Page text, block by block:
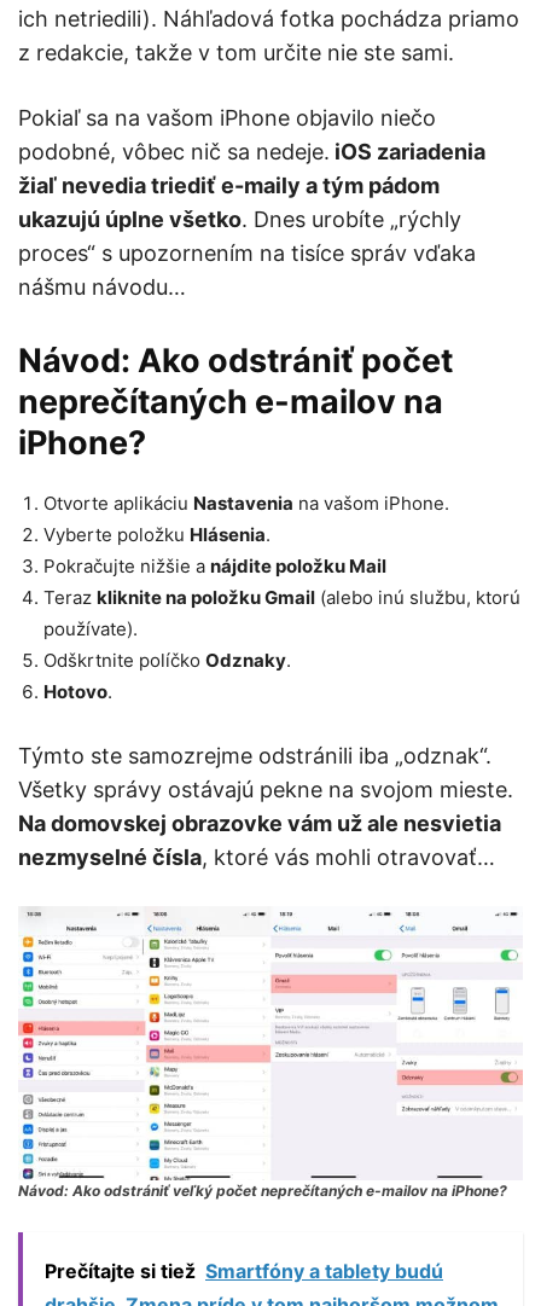
ich netriedili). Náhľadová fotka pochádza priamo
z redakcie, takže v tom určite nie ste sami.
Pokiaľ sa na vašom iPhone objavilo niečo
podobné, vôbec nič sa nedeje. iOS zariadenia
žiaľ nevedia triediť e-maily a tým pádom
ukazujú úplne všetko. Dnes urobíte „rýchly
proces“ s upozornením na tisíce správ vďaka
nášmu návodu…
Návod: Ako odstrániť počet
neprečítaných e-mailov na
iPhone?
Otvorte aplikáciu Nastavenia na vašom iPhone.
Vyberte položku Hlásenia.
Pokračujte nižšie a nájdite položku Mail
Teraz kliknite na položku Gmail (alebo inú službu, ktorú
používate).
Odškrtnite políčko Odznaky.
Hotovo.
Týmto ste samozrejme odstránili iba „odznak“.
Všetky správy ostávajú pekne na svojom mieste.
Na domovskej obrazovke vám už ale nesvietia
nezmyselné čísla, ktoré vás mohli otravovať…
Návod: Ako odstrániť veľký počet neprečítaných e-mailov na iPhone?
Prečítajte si tiež Smartfóny a tablety budú